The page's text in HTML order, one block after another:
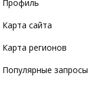
Профиль
Карта сайта
Карта регионов
Популярные запросы